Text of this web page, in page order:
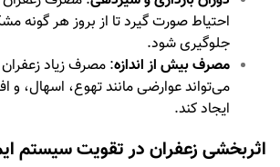
احتیاط صورت گیرد تا از بروز هر گونه
جلوگیری شود.
مصرف بیش از اندازه: مصرف زیاد
می‌تواند عوارضی مانند تهوع، اسهال، و
ایجاد کند.
اثربخشی زعفران در تقویت سیستم